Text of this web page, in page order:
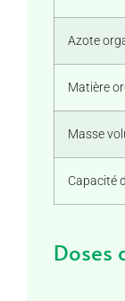
Azote
Matière
Masse
Capacité
Doses